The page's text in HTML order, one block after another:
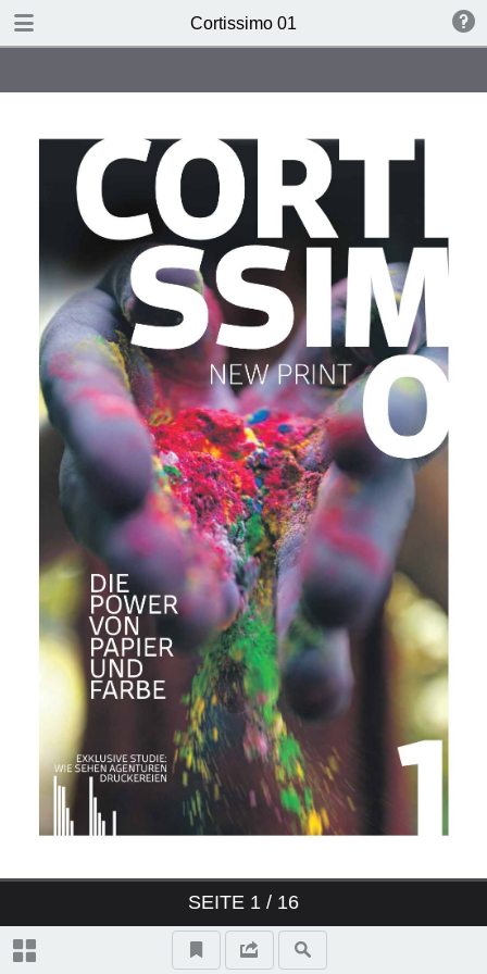
Cortissimo 01
SEITE 1 / 16
HERUNTERLADEN PDF
STUDIE: CHANGE THE RUNNING
SYSTEM!
KURZ: SELBSTFAHRER,
POSITIONEN
POCKET-PAPER: 1325 % MEHR
SUPER: POSTERBOTSCHAFT
THINK BIG: MAGAZIN GROSS
GEDACHT
IMPRESSUM